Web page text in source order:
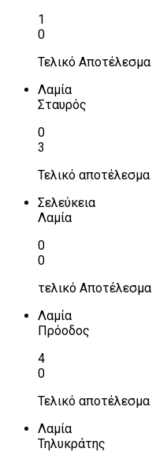
1
0
Τελικό Αποτέλεσμα
Λαμία
Σταυρός
0
3
Τελικό αποτέλεσμα
Σελεύκεια
Λαμία
0
0
τελικό Αποτέλεσμα
Λαμία
Πρόοδος
4
0
Τελικό αποτέλεσμα
Λαμία
Τηλυκράτης